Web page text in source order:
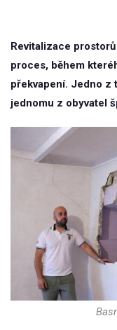
Revitalizace
proces, během
překvapení. Jedno z
jednomu z obyvatel